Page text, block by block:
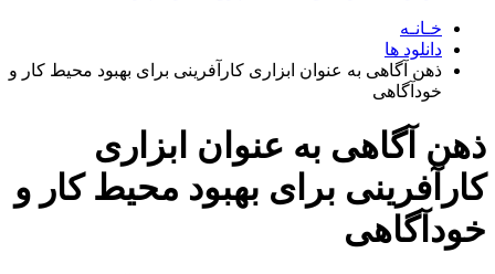
خـانـه
دانلود ها
ذهن آگاهی به عنوان ابزاری کارآفرینی برای بهبود محیط کار و
خودآگاهی
ذهن آگاهی به عنوان ابزاری
کارآفرینی برای بهبود محیط کار و
خودآگاهی